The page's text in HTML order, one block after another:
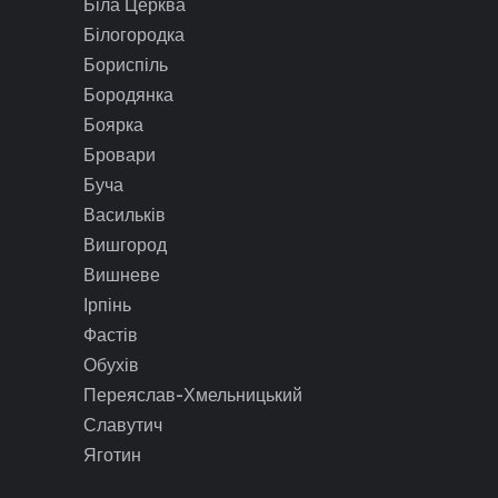
Білогородка
Бориспіль
Бородянка
Боярка
Бровари
Буча
Васильків
Вишгород
Вишневе
Ірпінь
Фастів
Обухів
Переяслав-Хмельницький
Славутич
Яготин